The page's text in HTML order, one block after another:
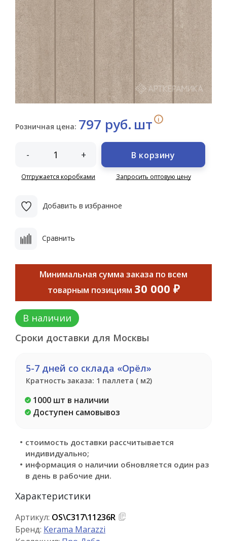
Розничная цена: 797 руб. шт i
- +
Отгружается коробками
В корзину
Запросить оптовую цену
Добавить в избранное
Сравнить
Минимальная сумма заказа по всем
товарным позициям 30 000 ₽
В наличии
Сроки доставки для Москвы
5-7 дней со склада «Орёл»
Кратность заказа: 1 паллета ( м2)
1000 шт в наличии
Доступен самовывоз
стоимость доставки рассчитывается
индивидуально;
информация о наличии обновляется один раз
в день в рабочие дни.
Характеристики
Артикул: OS\C317\11236R
Бренд: Kerama Marazzi